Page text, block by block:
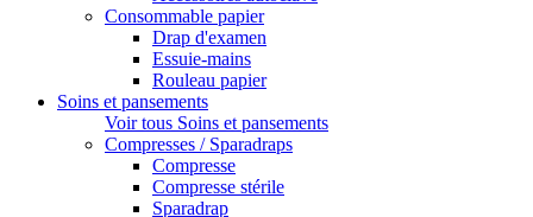
Consommable papier
Drap d'examen
Essuie-mains
Rouleau papier
Soins et pansements
Voir tous Soins et pansements
Compresses / Sparadraps
Compresse
Compresse stérile
Sparadrap